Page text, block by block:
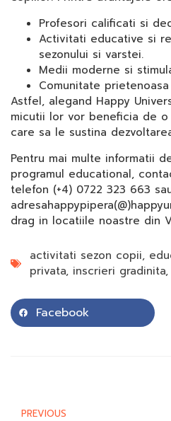
Profesori calificati si
Activitati educative si
sezonului si varstei.
Medii moderne si
Comunitate
Astfel, alegand Happy
micutii lor vor beneficia de
care sa le sustina
Pentru mai multe informatii
programul educational,
telefon (+4) 0722 323 663
drag in locatiile noastre din
activitati sezon copii,
privata, inscrieri gradinita,
Facebook
PREVIOUS